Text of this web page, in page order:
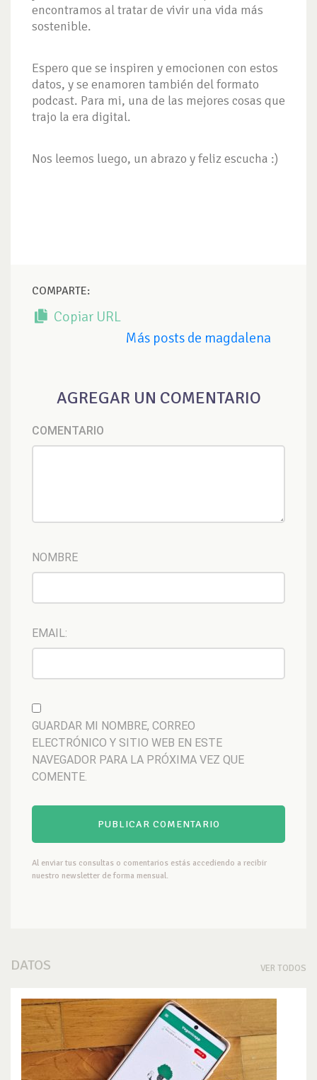
encontramos al tratar de vivir una vida más
sostenible.
Espero que se inspiren y emocionen con estos
datos, y se enamoren también del formato
podcast. Para mi, una de las mejores cosas que
trajo la era digital.
Nos leemos luego, un abrazo y feliz escucha :)
COMPARTE:
Copiar URL
Más posts de magdalena
AGREGAR UN COMENTARIO
COMENTARIO
NOMBRE
EMAIL:
GUARDAR MI NOMBRE, CORREO
ELECTRÓNICO Y SITIO WEB EN ESTE
NAVEGADOR PARA LA PRÓXIMA VEZ QUE
COMENTE.
Al enviar tus consultas o comentarios estás accediendo a recibir
nuestro newsletter de forma mensual.
DATOS VER TODOS